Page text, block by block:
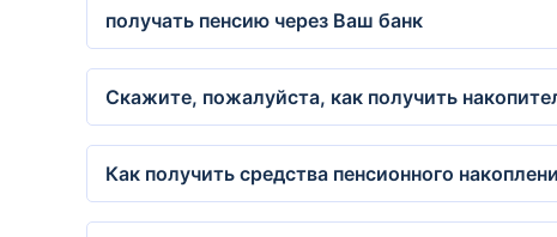
получать пенсию через Ваш банк
Скажите, пожалуйста, как получить
Как получить средства пенсионного